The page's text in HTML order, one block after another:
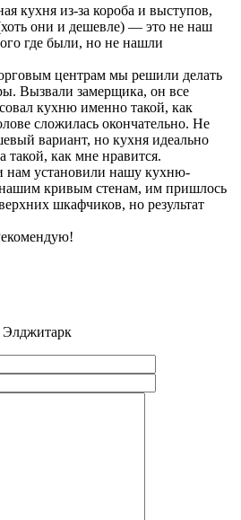
кухня из-за короба и выступов,
они и дешевле) — это не наш
где были, но не нашли
центрам мы решили делать
Вызвали замерщика, он все
кухню именно такой, как
сложилась окончательно. Не
вариант, но кухня идеально
такой, как мне нравится.
нам установили нашу кухню-
нашим кривым стенам, им пришлось
шкафчиков, но результат
Элджитарк